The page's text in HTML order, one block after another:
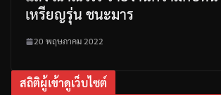
เหรียญรุ่น ชนะมาร
20 พฤษภาคม 2022
สถิติผู้เข้าดูเว็บไซต์